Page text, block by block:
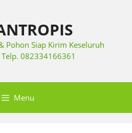
Pohon Siap Kirim Keseluruh
082334166361
Menu